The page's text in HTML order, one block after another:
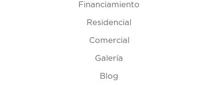
Financiamiento
Residencial
Comercial
Galería
Blog